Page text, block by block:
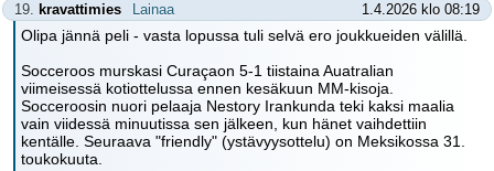
19. kravattimies Lainaa 1.4.2026 klo 08:19
Olipa jännä peli - vasta lopussa tuli selvä ero joukkueiden välillä.
Socceroos murskasi Curaçaon 5-1 tiistaina Auatralian
viimeisessä kotiottelussa ennen kesäkuun MM-kisoja.
Socceroosin nuori pelaaja Nestory Irankunda teki kaksi maalia
vain viidessä minuutissa sen jälkeen, kun hänet vaihdettiin
kentälle. Seuraava "friendly" (ystävyysottelu) on Meksikossa 31.
toukokuuta.